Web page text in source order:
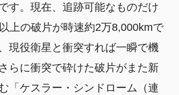
す。現在、追跡可能なものだけ
上の破片が時速約2万8,000kmで
現役衛星と衝突すれば一瞬で機
らに衝突で砕けた破片がまた新
「ケスラー・シンドローム（連